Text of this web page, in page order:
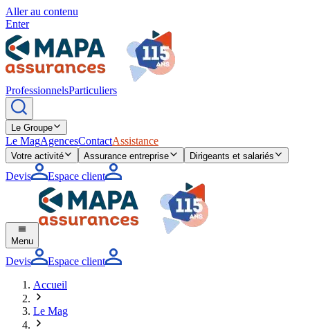
Aller au contenu
Enter
ProfessionnelsParticuliers
Le Groupe
Le MagAgencesContactAssistance
Votre activité Assurance entreprise Dirigeants et salariés
Devis Espace client
Menu
Devis
Espace client
Accueil
Le Mag